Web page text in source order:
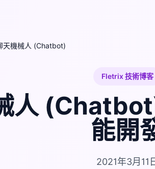
天機械人 (Chatbot)
Fletrix 技術博客
人
能開
2021年3月11